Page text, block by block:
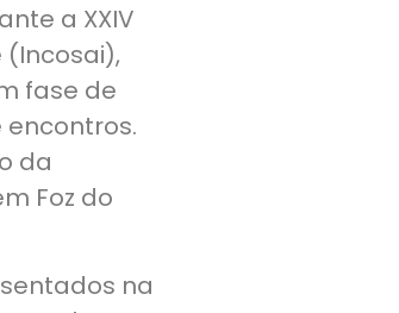
a XXIV
fase de
da
Foz do
na